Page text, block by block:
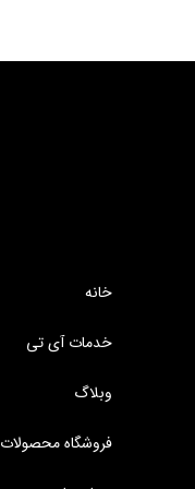
خانه
خدمات آی تی
وبلاگ
فروشگاه محصولات